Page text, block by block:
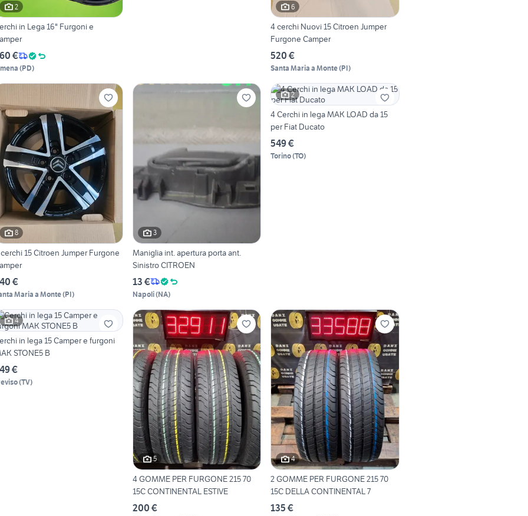
2
in Lega 16" Furgoni e
€
(PD)
6
4 cerchi Nuovi 15 Citroen Jumper
Furgone Camper
520 €
Santa Maria a Monte(PI)
8
15 Citroen Jumper Furgone
€
Maria a Monte(PI)
3
Maniglia int. apertura porta ant.
Sinistro CITROEN
13 €
Napoli(NA)
2
4 Cerchi in lega MAK LOAD da 15
per Fiat Ducato
549 €
Torino(TO)
4
in lega 15 Camper e furgoni
STONE5 B
€
(TV)
5
4 GOMME PER FURGONE 215 70
15C CONTINENTAL ESTIVE
200 €
4
2 GOMME PER FURGONE 215 70
15C DELLA CONTINENTAL 7
135 €